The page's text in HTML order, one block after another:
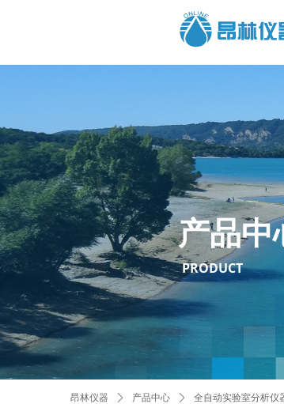
产品中
PRODUCT
昂林仪器 ꄲ 产品中心 ꄲ 全自动实验室分析仪